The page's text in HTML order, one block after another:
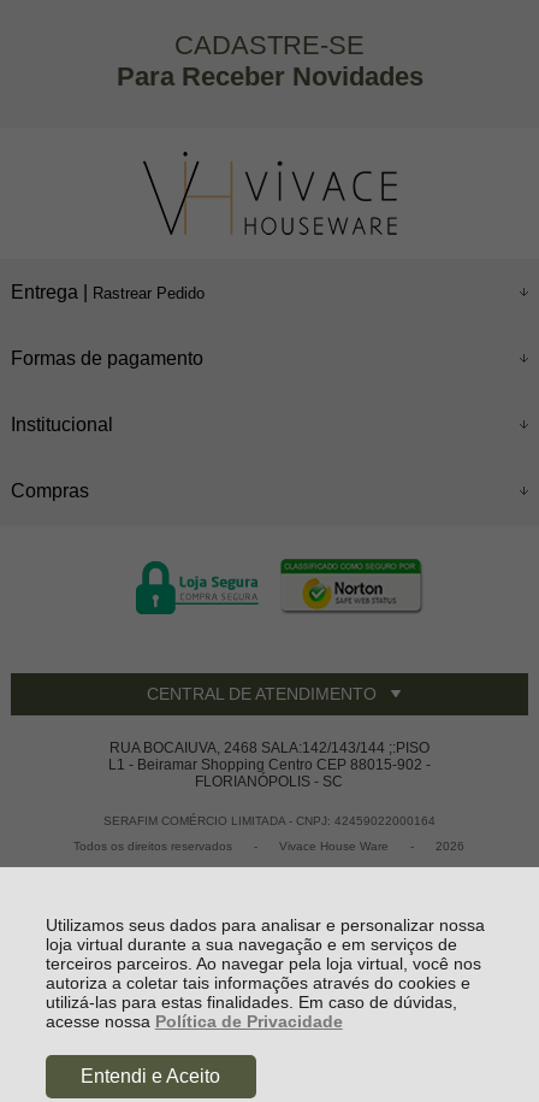
Utilizamos seus dados para analisar e personalizar nossa
loja virtual durante a sua navegação e em serviços de
terceiros parceiros. Ao navegar pela loja virtual, você nos
autoriza a coletar tais informações através do cookies e
utilizá-las para estas finalidades. Em caso de dúvidas,
acesse nossa Política de Privacidade
Entendi e Aceito
CADASTRE-SE
Para Receber Novidades
Entrega | Rastrear Pedido
Formas de pagamento
Institucional
Compras
CENTRAL DE ATENDIMENTO
RUA BOCAIUVA, 2468 SALA:142/143/144 ;:PISO
L1 - Beiramar Shopping Centro CEP 88015-902 -
FLORIANÓPOLIS - SC
SERAFIM COMÉRCIO LIMITADA - CNPJ: 42459022000164
Todos os direitos reservados
- Vivace House Ware - 2026
R$ 4.891,55
à vista no boleto ou pix